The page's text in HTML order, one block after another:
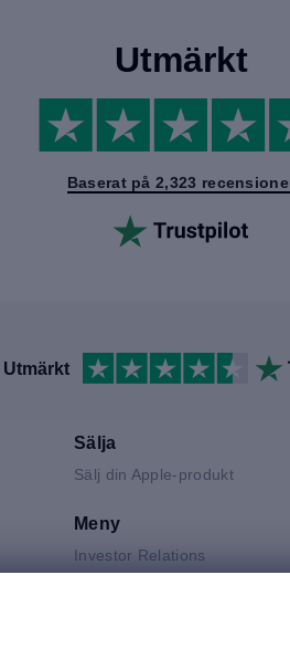
Utmärkt
Baserat på 2,323
Utmärkt
Sälja
Sälj din Apple-produkt
Meny
Investor Relations